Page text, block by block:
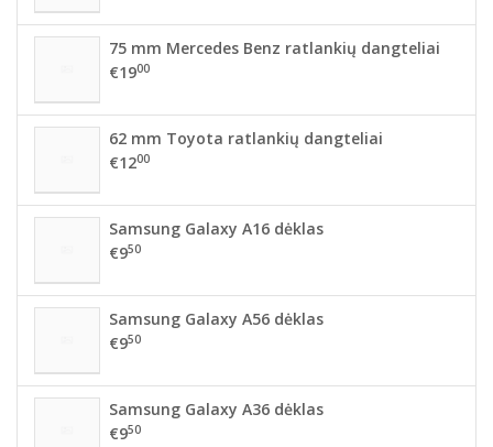
75 mm Mercedes Benz ratlankių dangteliai
€1900
62 mm Toyota ratlankių dangteliai
€1200
Samsung Galaxy A16 dėklas
€950
Samsung Galaxy A56 dėklas
€950
Samsung Galaxy A36 dėklas
€950